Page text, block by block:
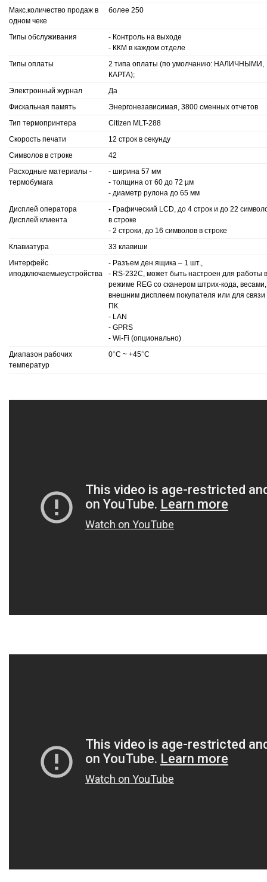
Макс.количество продаж в
одном чеке
более 250
Типы обслуживания
- Контроль на выходе
- ККМ в каждом отделе
Типы оплаты
2 типа оплаты (по умолчанию: НАЛИЧНЫМИ,
КАРТА);
Электронный журнал
Да
Фискальная память
Энергонезависимая, 3800 сменных отчетов
Тип термопринтера
Citizen MLT-288
Скорость печати
12 строк в секунду
Символов в строке
42
Расходные материалы -
термобумага
- ширина 57 мм
- толщина от 60 до 72 µм
- диаметр рулона до 65 мм
Дисплей оператора
Дисплей клиента
- Графический LCD , до 4 строк и до 22
в строке
- 2 строки, до 16 символов в строке
Клавиатура
33 клавиши
Интерфейс
иподключаемыеустройства
- Разъем ден.ящика – 1 шт.,
- RS-232С, может быть настроен для работы в
режиме REG со сканером штрих-кода, весами,
внешним дисплеем покупателя или для связи
ПК.
- LAN
- GPRS
- Wi-Fi (опционально)
Диапазон рабочих
температур
0°C ~ +45°C